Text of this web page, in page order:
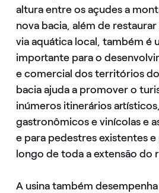
altura entre os açudes a
nova bacia, além de
via aquática local, também é
importante para o
e comercial dos territórios do
bacia ajuda a promover o
inúmeros itinerários
gastronômicos e vinícolas e
e para pedestres existentes e
longo de toda a extensão do
A usina também